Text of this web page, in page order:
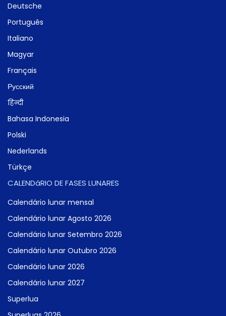
Deutsche
Português
Italiano
Magyar
Français
Русский
हिन्दी
Bahasa Indonesia
Polski
Nederlands
Türkçe
CALENDáRIO DE FASES LUNARES
Calendário lunar mensal
Calendário lunar Agosto 2026
Calendário lunar Setembro 2026
Calendário lunar Outubro 2026
Calendário lunar 2026
Calendário lunar 2027
Superlua